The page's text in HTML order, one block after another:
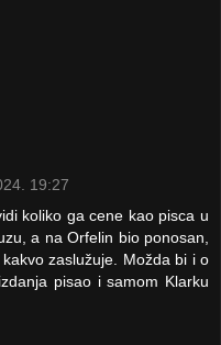
19:27
koliko ga cene kao pisca u
a na Orfelin bio ponosan,
zaslužuje. Možda bi i o
pisao i samom Klarku